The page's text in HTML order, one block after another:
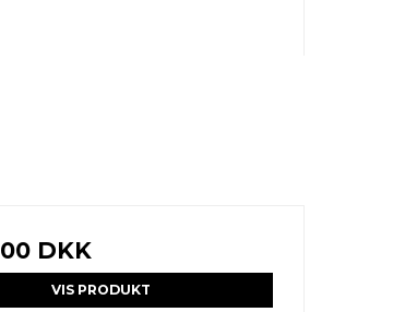
DKK
VIS PRODUKT